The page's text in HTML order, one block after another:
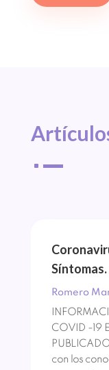
^
Romero
COVID -19
con los